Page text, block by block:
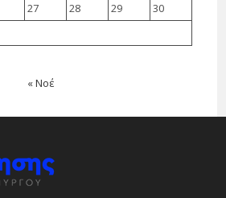
27 28 29
30
« Νοέ